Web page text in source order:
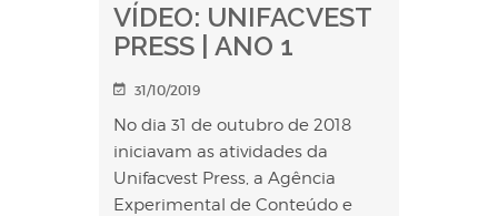
VÍDEO: UNIFACVEST
PRESS | ANO 1
31/10/2019
No dia 31 de outubro de 2018
iniciavam as atividades da
Unifacvest Press, a Agência
Experimental de Conteúdo e